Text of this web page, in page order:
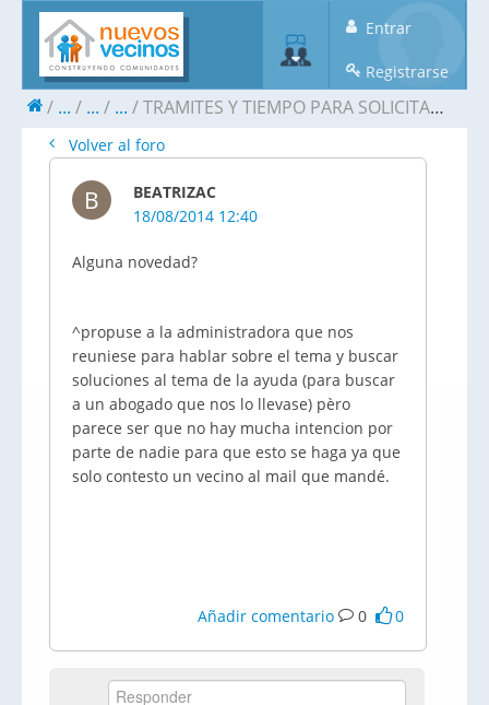
Entrar
Registrarse
... ... ... TRAMITES Y TIEMPO PARA SOLICITAR (AEDE)
Volver al foro
B
BEATRIZAC
18/08/2014 12:40
Alguna novedad?
^propuse a la administradora que nos
reuniese para hablar sobre el tema y buscar
soluciones al tema de la ayuda (para buscar
a un abogado que nos lo llevase) pèro
parece ser que no hay mucha intencion por
parte de nadie para que esto se haga ya que
solo contesto un vecino al mail que mandé.
Añadir comentario 0 0